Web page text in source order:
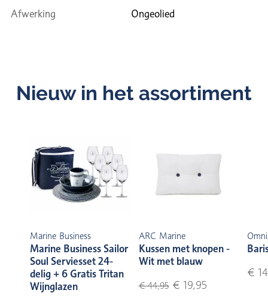
Afwerking Ongeolied
Nieuw in het assortiment
Marine Business
Marine Business Sailor
Soul Serviesset 24-
delig + 6 Gratis Tritan
Wijnglazen
ARC Marine
Kussen met knopen -
Wit met blauw
€ 44,95€ 19,95
€